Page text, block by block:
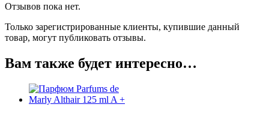
Отзывов пока нет.
Только зарегистрированные клиенты, купившие данный
товар, могут публиковать отзывы.
Вам также будет интересно…